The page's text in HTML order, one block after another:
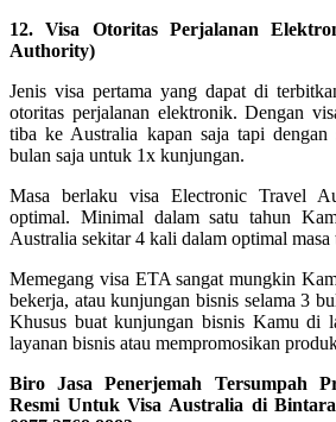
12. Visa Otoritas Perjalanan
Authority)
Jenis visa pertama yang dapat di
otoritas perjalanan elektronik. Dengan
tiba ke Australia kapan saja tapi
bulan saja untuk 1x kunjungan.
Masa berlaku visa Electronic Travel
optimal. Minimal dalam satu tahun
Australia sekitar 4 kali dalam optimal
Memegang visa ETA sangat mungkin
bekerja, atau kunjungan bisnis selama 3
Khusus buat kunjungan bisnis Kamu di
layanan bisnis atau mempromosikan
Biro Jasa Penerjemah Tersumpah
Resmi Untuk Visa Australia di